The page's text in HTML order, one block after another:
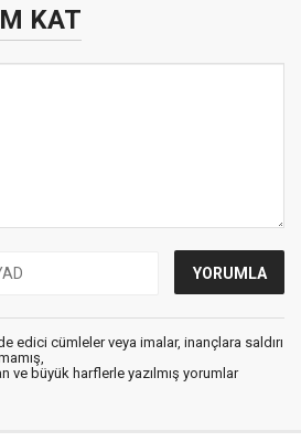
KAT
edici cümleler veya imalar, inançlara saldırı
ve büyük harflerle yazılmış yorumlar